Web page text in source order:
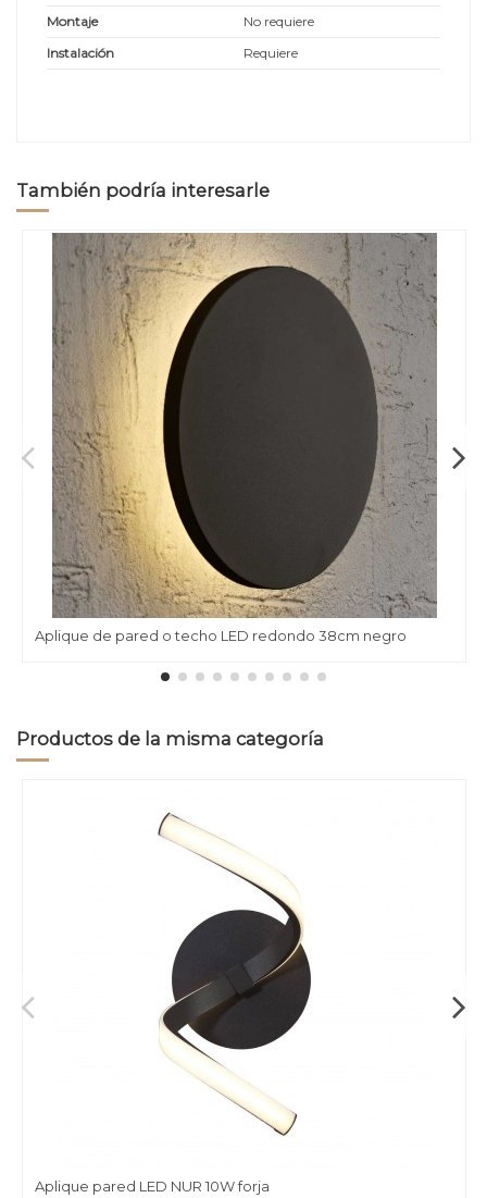
Montaje
No requiere
Instalación
Requiere
También podría interesarle
Aplique de pared o techo LED redondo 38cm negro
Productos de la misma categoría
Aplique pared LED NUR 10W forja